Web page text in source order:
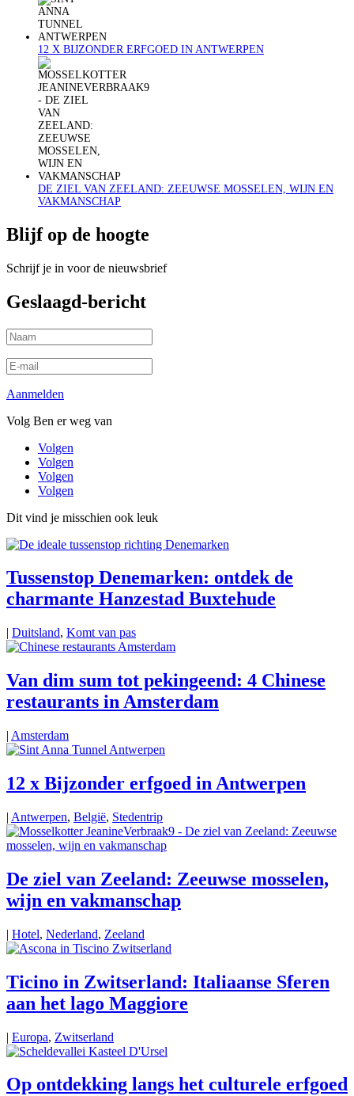
12 X BIJZONDER ERFGOED IN ANTWERPEN
DE ZIEL VAN ZEELAND: ZEEUWSE MOSSELEN, WIJN EN
VAKMANSCHAP
Blijf op de hoogte
Schrijf je in voor de nieuwsbrief
Geslaagd-bericht
Aanmelden
Volg Ben er weg van
Volgen
Volgen
Volgen
Volgen
Dit vind je misschien ook leuk
Tussenstop Denemarken: ontdek de
charmante Hanzestad Buxtehude
| Duitsland, Komt van pas
Van dim sum tot pekingeend: 4 Chinese
restaurants in Amsterdam
| Amsterdam
12 x Bijzonder erfgoed in Antwerpen
| Antwerpen, België, Stedentrip
De ziel van Zeeland: Zeeuwse mosselen,
wijn en vakmanschap
| Hotel, Nederland, Zeeland
Ticino in Zwitserland: Italiaanse Sferen
aan het lago Maggiore
| Europa, Zwitserland
Op ontdekking langs het culturele erfgoed